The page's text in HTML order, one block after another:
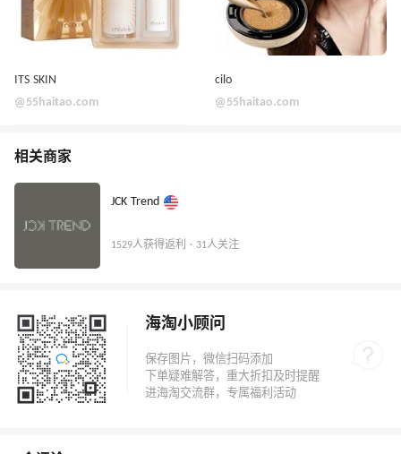
ITS SKIN
@55haitao.com
cilo
@55haitao.com
相关商家
JCK Trend
1529人获得返利 · 31人关注
海淘小顾问